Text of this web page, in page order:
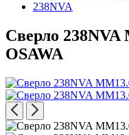
238NVA
Сверло 238NVA
OSAWA